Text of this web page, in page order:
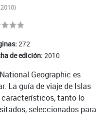
272
de edición: 2010
Geographic es
La guía de viaje de Islas
tanto lo
seleccionados para